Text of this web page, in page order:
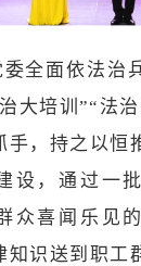
全面依法治
大培训”“法
手，持之以恒
设，通过一
众喜闻乐见
知识送到职工